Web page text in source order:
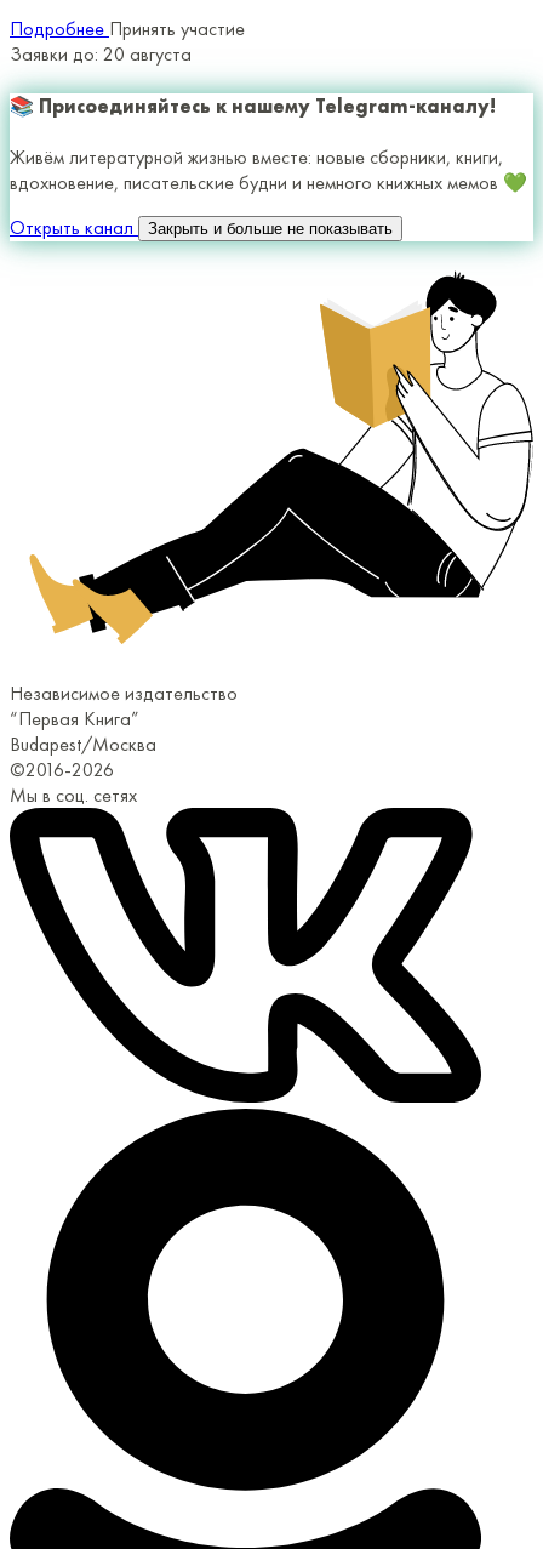
Подробнее Принять участие
Заявки до: 20 августа
📚 Присоединяйтесь к нашему Telegram-каналу!
Живём литературной жизнью вместе: новые сборники, книги,
вдохновение, писательские будни и немного книжных мемов 💚
Открыть канал
Закрыть и больше не показывать
Независимое издательство
“Первая Книга”
Budapest/Москва
©2016-2026
Мы в соц. сетях